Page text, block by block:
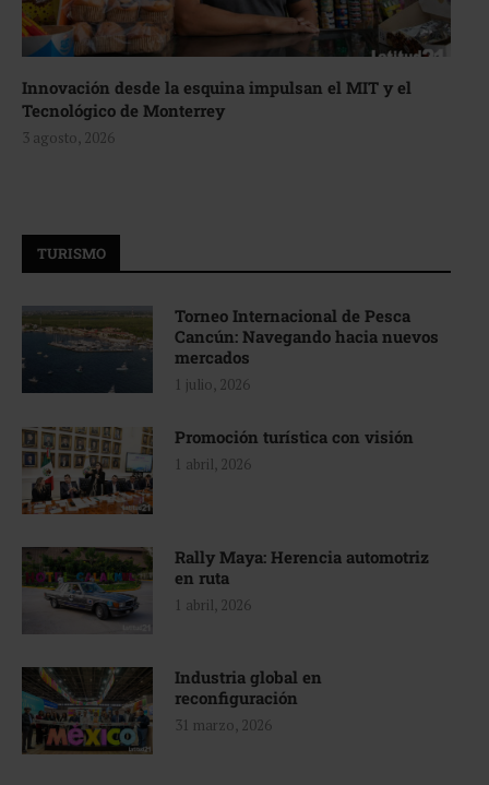
Innovación desde la esquina impulsan el MIT y el
Tecnológico de Monterrey
3 agosto, 2026
TURISMO
Torneo Internacional de Pesca
Cancún: Navegando hacia nuevos
mercados
1 julio, 2026
Promoción turística con visión
1 abril, 2026
Rally Maya: Herencia automotriz
en ruta
1 abril, 2026
Industria global en
reconfiguración
31 marzo, 2026